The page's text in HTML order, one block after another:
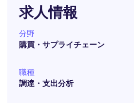
求人情報
分野
購買・サプライチェーン
職種
調達・支出分析